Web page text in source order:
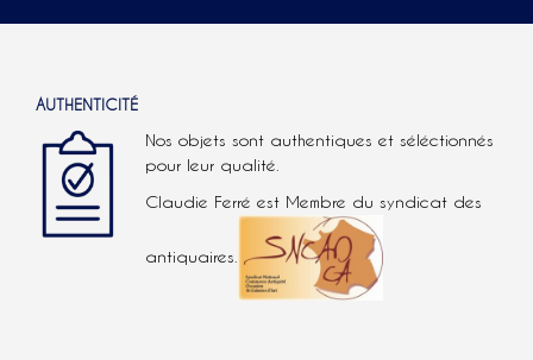
AUTHENTICITÉ
Nos objets sont authentiques et séléctionnés
pour leur qualité.
Claudie Ferré est Membre du syndicat des
antiquaires.